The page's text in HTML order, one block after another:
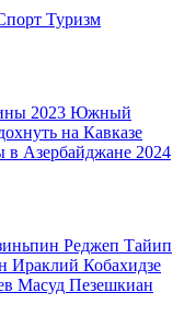
Туризм
2023 Южный
на Кавказе
в Азербайджане 2024
Реджеп Тайип
Ираклий Кобахидзе
Масуд Пезешкиан